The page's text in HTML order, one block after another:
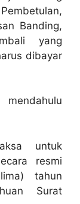
Banding,
yang
dibayar
untuk
resmi
tahun
Surat